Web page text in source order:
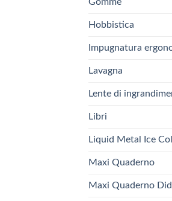
Gomme
Hobbistica
Impugnatura
Lavagna
Lente di
Libri
Liquid Metal Ice
Maxi Quaderno
Maxi Quaderno